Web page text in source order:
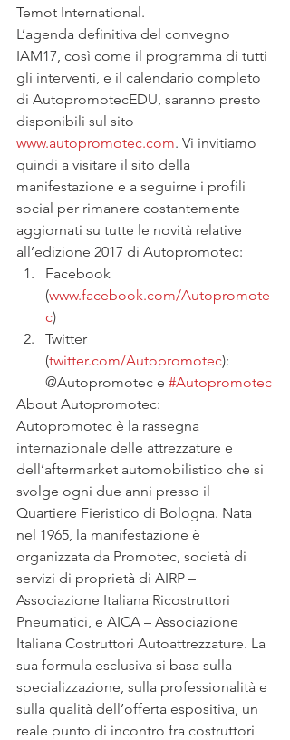
Temot International.
L’agenda definitiva del convegno
IAM17, così come il programma di tutti
gli interventi, e il calendario completo
di AutopromotecEDU, saranno presto
disponibili sul sito
www.autopromotec.com. Vi invitiamo
quindi a visitare il sito della
manifestazione e a seguirne i profili
social per rimanere costantemente
aggiornati su tutte le novità relative
all’edizione 2017 di Autopromotec:
Facebook
(www.facebook.com/Autopromote
c)
Twitter
(twitter.com/Autopromotec):
@Autopromotec e #Autopromotec
About Autopromotec:
Autopromotec è la rassegna
internazionale delle attrezzature e
dell’aftermarket automobilistico che si
svolge ogni due anni presso il
Quartiere Fieristico di Bologna. Nata
nel 1965, la manifestazione è
organizzata da Promotec, società di
servizi di proprietà di AIRP –
Associazione Italiana Ricostruttori
Pneumatici, e AICA – Associazione
Italiana Costruttori Autoattrezzature. La
sua formula esclusiva si basa sulla
specializzazione, sulla professionalità e
sulla qualità dell’offerta espositiva, un
reale punto di incontro fra costruttori